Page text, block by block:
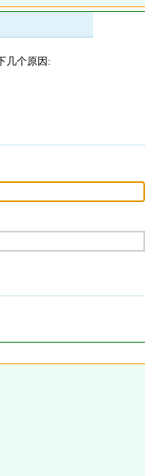
几个原因: